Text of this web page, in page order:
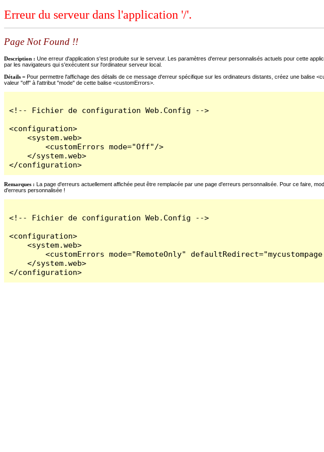
Erreur du serveur dans l'application '/'.
Page Not Found !!
Description : Une erreur d'application s'est produite sur le serveur. Les paramètres d'erreur personnalisés actuels pour cette
par les navigateurs qui s'exécutent sur l'ordinateur serveur local.
Détails = Pour permettre l'affichage des détails de ce message d'erreur spécifique sur les ordinateurs distants, créez une balise
valeur "off" à l'attribut "mode" de cette balise <customErrors>.
<!-- Fichier de configuration Web.Config -->
<configuration>
    <system.web>
        <customErrors mode="Off"/>
    </system.web>
</configuration>
Remarques : La page d'erreurs actuellement affichée peut être remplacée par une page d'erreurs personnalisée. Pour ce faire,
d'erreurs personnalisée !
<!-- Fichier de configuration Web.Config -->
<configuration>
    <system.web>
<customErrors mode="RemoteOnly"
    </system.web>
</configuration>